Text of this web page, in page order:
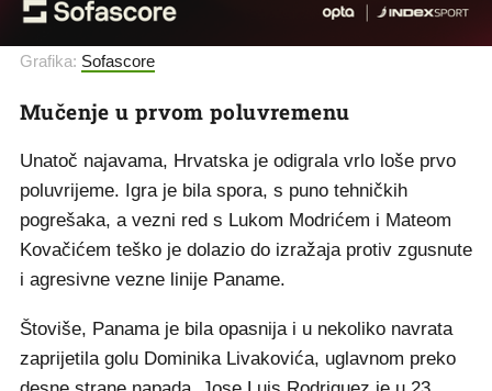
Grafika: Sofascore
Mučenje u prvom poluvremenu
Unatoč najavama, Hrvatska je odigrala vrlo loše prvo
poluvrijeme. Igra je bila spora, s puno tehničkih
pogrešaka, a vezni red s Lukom Modrićem i Mateom
Kovačićem teško je dolazio do izražaja protiv zgusnute
i agresivne vezne linije Paname.
Štoviše, Panama je bila opasnija i u nekoliko navrata
zaprijetila golu Dominika Livakovića, uglavnom preko